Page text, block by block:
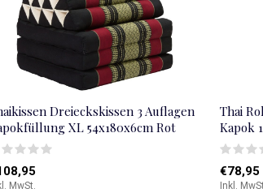
Dreieckskissen 3 Auflagen
XL 54x180x6cm Rot
MwSt.
Thai
Kapok
€78,95
Inkl.